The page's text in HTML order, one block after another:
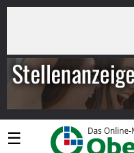
Suchen
Startseite
Blaulicht
☰